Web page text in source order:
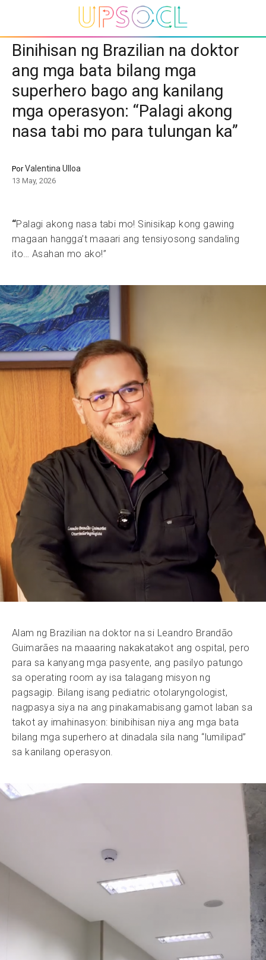
Binihisan ng Brazilian na doktor
ang mga bata bilang mga
superhero bago ang kanilang
mga operasyon: “Palagi akong
nasa tabi mo para tulungan ka”
PorValentina Ulloa
13 May, 2026
“Palagi akong nasa tabi mo! Sinisikap kong gawing
magaan hangga’t maaari ang tensiyosong sandaling
ito… Asahan mo ako!”
Alam ng Brazilian na doktor na si Leandro Brandão
Guimarães na maaaring nakakatakot ang ospital, pero
para sa kanyang mga pasyente, ang pasilyo patungo
sa operating room ay isa talagang misyon ng
pagsagip. Bilang isang pediatric otolaryngologist,
nagpasya siya na ang pinakamabisang gamot laban sa
takot ay imahinasyon: binibihisan niya ang mga bata
bilang mga superhero at dinadala sila nang “lumilipad”
sa kanilang operasyon.